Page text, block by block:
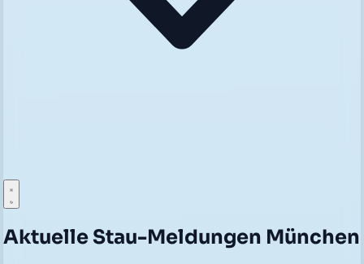
Aktuelle Stau-Meldungen München